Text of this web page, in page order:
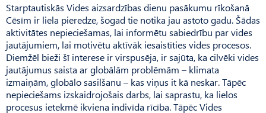
Starptautiskās Vides aizsardzības dienu pasākumu rīkošanā
Cēsīm ir liela pieredze, šogad tie notika jau astoto gadu. Šādas
aktivitātes nepieciešamas, lai informētu sabiedrību par vides
jautājumiem, lai motivētu aktīvāk iesaistīties vides procesos.
Diemžēl bieži šī interese ir virspusēja, ir sajūta, ka cilvēki vides
jautājumus saista ar globālām problēmām – klimata
izmaiņām, globālo sasilšanu – kas viņus it kā neskar. Tāpēc
nepieciešams izskaidrojošais darbs, lai saprastu, ka lielos
procesus ietekmē ikviena indivīda rīcība. Tāpēc Vides